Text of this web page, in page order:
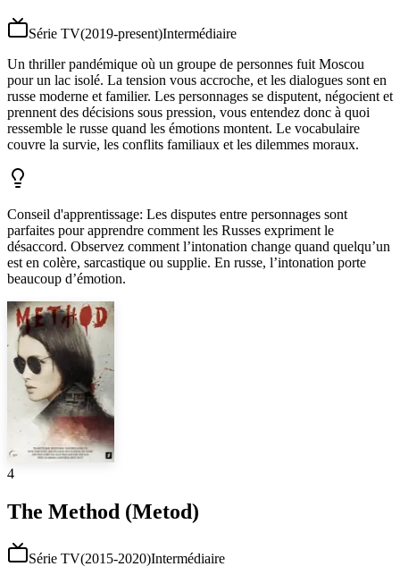
Série TV(2019-present)Intermédiaire
Un thriller pandémique où un groupe de personnes fuit Moscou
pour un lac isolé. La tension vous accroche, et les dialogues sont en
russe moderne et familier. Les personnages se disputent, négocient et
prennent des décisions sous pression, vous entendez donc à quoi
ressemble le russe quand les émotions montent. Le vocabulaire
couvre la survie, les conflits familiaux et les dilemmes moraux.
Conseil d'apprentissage: Les disputes entre personnages sont
parfaites pour apprendre comment les Russes expriment le
désaccord. Observez comment l’intonation change quand quelqu’un
est en colère, sarcastique ou supplie. En russe, l’intonation porte
beaucoup d’émotion.
4
The Method (Metod)
Série TV(2015-2020)Intermédiaire